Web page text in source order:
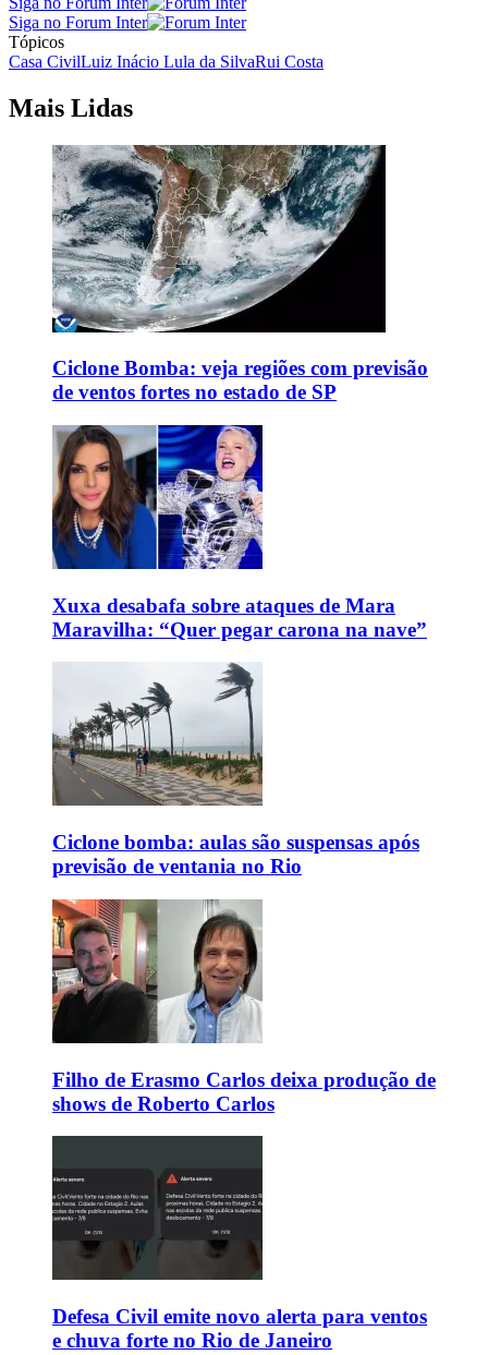
Siga no Forum Inter
Tópicos
Casa CivilLuiz Inácio Lula da SilvaRui Costa
Mais Lidas
Ciclone Bomba: veja regiões com previsão
de ventos fortes no estado de SP
Xuxa desabafa sobre ataques de Mara
Maravilha: “Quer pegar carona na nave”
Ciclone bomba: aulas são suspensas após
previsão de ventania no Rio
Filho de Erasmo Carlos deixa produção de
shows de Roberto Carlos
Defesa Civil emite novo alerta para ventos
e chuva forte no Rio de Janeiro